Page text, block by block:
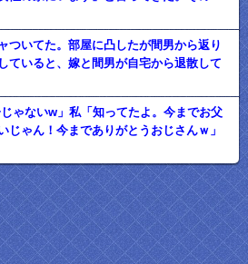
ついてた。部屋に凸したが間男から返り
ていると、嫁と間男が自宅から退散して
ゃないw」私「知ってたよ。今までお父
じゃん！今までありがとうおじさんｗ」